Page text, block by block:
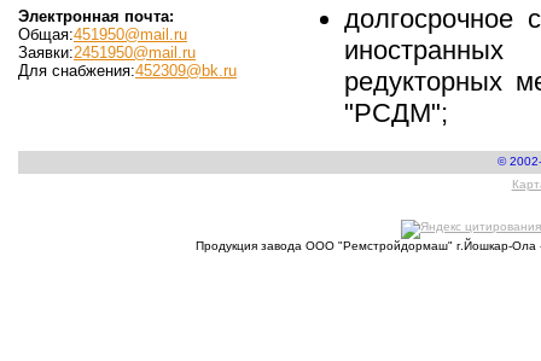
Электронная почта:
Общая:451950@mail.ru
Заявки:2451950@mail.ru
Для снабжения:452309@bk.ru
долгосрочное
редукторных
"РСДМ";
©
Продукция завода ООО "Ремстройдормаш" г.Йошкар-Ола